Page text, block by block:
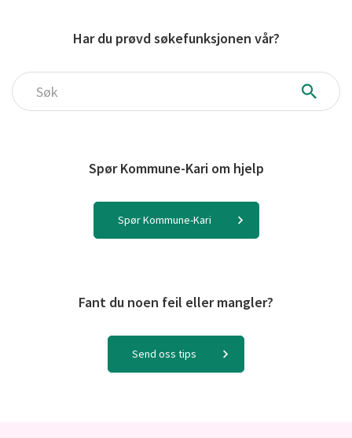
Har du prøvd søkefunksjonen vår?
Søk
Spør Kommune-Kari om hjelp
Spør Kommune-Kari
Fant du noen feil eller mangler?
Send oss tips